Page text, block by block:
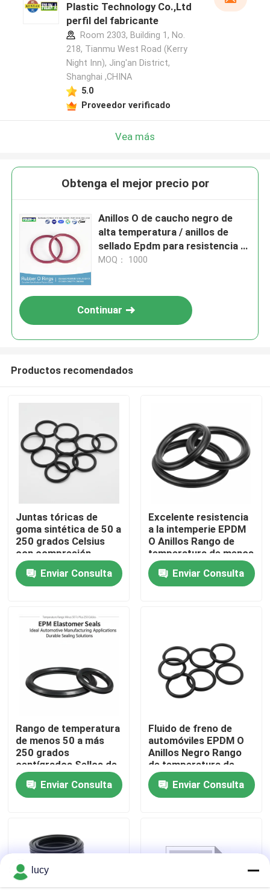
Inicio
Productos
Videos
Visita a la fábrica
Control de Calidad
Contacto
Todos los casos
anillos o de goma
Plastic Technology Co.,Ltd
perfil del fabricante
Room 2303, Building 1, No.
218, Tianmu West Road (Kerry
Night Inn), Jing'an District,
Shanghai ,CHINA
5.0
Proveedor verificado
Vea más
Obtenga el mejor precio por
Anillos O de caucho negro de
alta temperatura / anillos de
sellado Epdm para resistencia al
fluido de freno del automóvil
MOQ： 1000
Continuar
Productos recomendados
Juntas tóricas de
goma sintética de 50 a
250 grados Celsius
con compresión
permanente del 35 por
ciento, diseñadas para
un sellado duradero
Enviar Consulta
Excelente resistencia
a la intemperie EPDM
O Anillos Rango de
temperatura de menos
50 a 250 grados
centígrados con una
resistencia superior a
Enviar Consulta
Rango de temperatura
de menos 50 a más
250 grados
centígrados Sellos de
elastómeros EPDM
Ideal para
aplicaciones de
de sellado duraderas
Enviar Consulta
Fluido de freno de
automóviles EPDM O
Anillos Negro Rango
de temperatura de
menos 50 a 250
grados Elementos de
sellado para sistemas
Enviar Consulta
lucy